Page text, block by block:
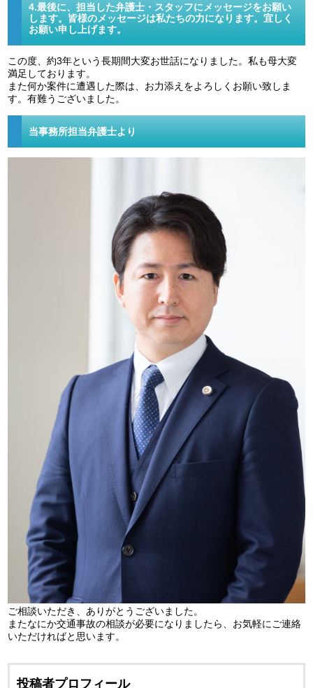
4.最後に、担当した弁護士・スタッフにメッセージをお願い
します。皆様のメッセージは私たちの力になります。宜しく
お願い申し上げます。
この度、約3年という長期間大変お世話になりました。私も母大変
満足しております。
また何か案件に遭遇した際は、お力添えをよろしくお願い致しま
す。有難うございました。
当事務所担当弁護士より
ご相談いただき、ありがとうございました。
またなにか交通事故の相談が必要になりましたら、お気軽にご連絡
いただければと思います。
投稿者プロフィール